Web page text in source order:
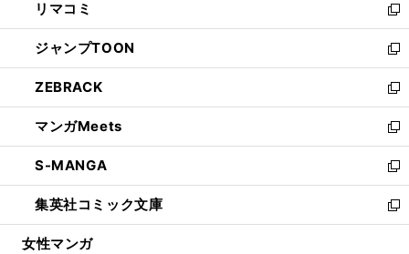
で
開
く
ド
ウ
で
開
く
ィ
ン
ド
ウ
で
開
く
い
ウ
ィ
ン
ド
ウ
で
開
く
リマコミ
新
し
い
ウ
ィ
ン
ド
ウ
で
開
く
ジャンプTOON
新
し
い
ウ
ィ
ン
ド
ウ
で
開
ZEBRACK
新
し
い
ウ
ィ
ン
ド
ウ
マンガMeets
新
し
い
ウ
ィ
ン
S-MANGA
新
し
い
ウ
集英社コミック文庫
新
し
女性マンガ